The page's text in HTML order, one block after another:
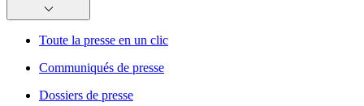
Toute la presse en un clic
Communiqués de presse
Dossiers de presse